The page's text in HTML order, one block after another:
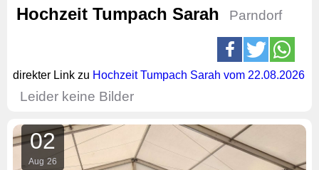
Hochzeit Tumpach Sarah
Parndorf
direkter Link zu Hochzeit Tumpach Sarah vom 22.08.2026
Leider keine Bilder
02
Aug 26